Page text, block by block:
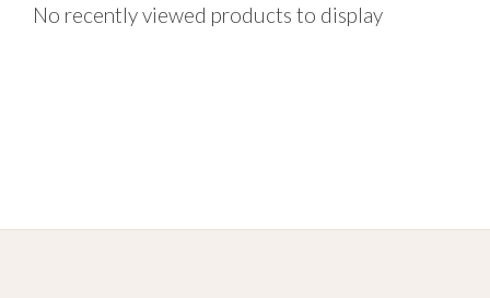
No recently viewed products to display